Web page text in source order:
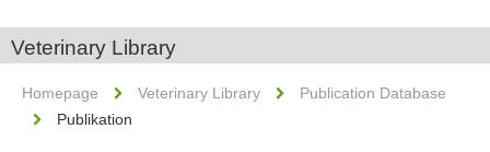
Veterinary Library
Homepage Veterinary Library
Publication Database
Publikation